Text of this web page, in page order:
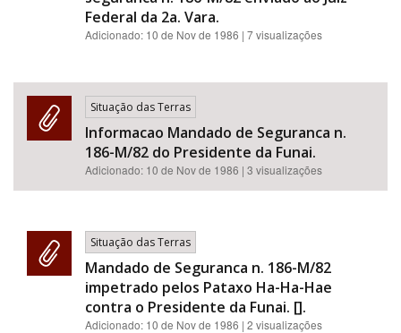
Federal da 2a. Vara.
Adicionado: 10 de Nov de 1986 | 7 visualizações
Situação das Terras
Informacao Mandado de Seguranca n.
186-M/82 do Presidente da Funai.
Adicionado: 10 de Nov de 1986 | 3 visualizações
Situação das Terras
Mandado de Seguranca n. 186-M/82
impetrado pelos Pataxo Ha-Ha-Hae
contra o Presidente da Funai. [].
Adicionado: 10 de Nov de 1986 | 2 visualizações